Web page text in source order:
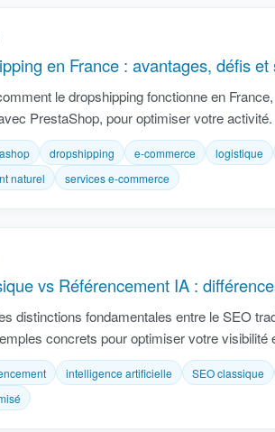
en France : avantages, défis
le dropshipping fonctionne en
PrestaShop, pour optimiser votre activité.
dropshipping e-commerce logistique
naturel
services e-commerce
vs Référencement IA :
distinctions fondamentales entre le SEO
concrets pour optimiser votre visibilité
intelligence artificielle SEO classique